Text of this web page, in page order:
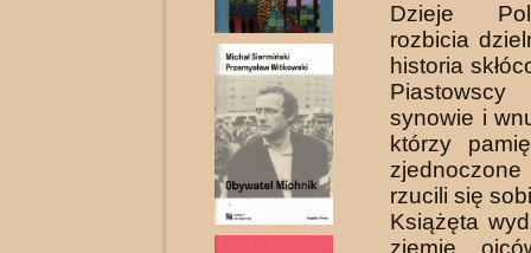
Dzieje
rozbicia
historia
synowie i
którzy
rzucili się
Książęta
zie­mię